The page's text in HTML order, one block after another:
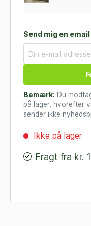
Send mig en
Bemærk: Du
på lager, hvorefter
sender ikke
Ikke på lager
Fragt fra kr.